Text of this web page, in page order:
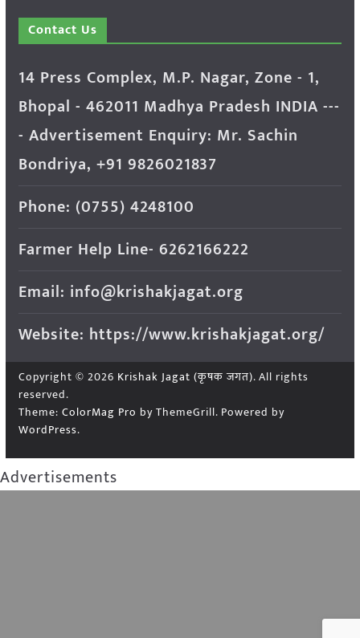
Contact Us
14 Press Complex, M.P. Nagar, Zone - 1,
Bhopal - 462011 Madhya Pradesh INDIA ---
- Advertisement Enquiry: Mr. Sachin
Bondriya, +91 9826021837
Phone: (0755) 4248100
Farmer Help Line- 6262166222
Email: info@krishakjagat.org
Website: https://www.krishakjagat.org/
Copyright © 2026 Krishak Jagat (कृषक जगत). All rights
reserved.
Theme: ColorMag Pro by ThemeGrill. Powered by
WordPress.
Advertisements